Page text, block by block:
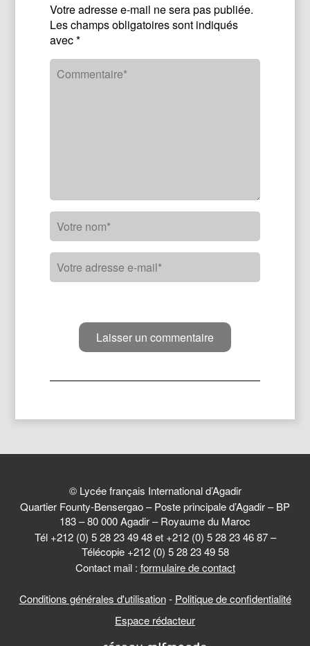
Votre adresse e-mail ne sera pas publiée.
Les champs obligatoires sont indiqués
avec*
© Lycée français International d’Agadir
Quartier Founty-Bensergao – Poste principale d’Agadir – BP
183 – 80 000 Agadir – Royaume du Maroc
Tél +212 (0) 5 28 23 49 48 et +212 (0) 5 28 23 46 87 –
Télécopie +212 (0) 5 28 23 49 58
Contact mail : formulaire de contact
Conditions générales d'utilisation- Politique de confidentialité
Espace rédacteur